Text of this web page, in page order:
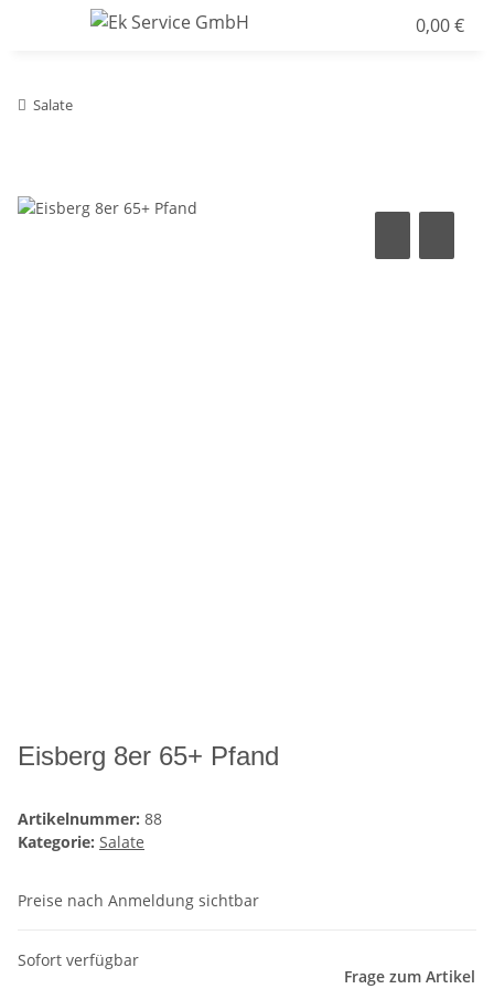
0,00 €
Salate
Eisberg 8er 65+ Pfand
Artikelnummer: 88
Kategorie: Salate
Preise nach Anmeldung sichtbar
Sofort verfügbar
Frage zum Artikel